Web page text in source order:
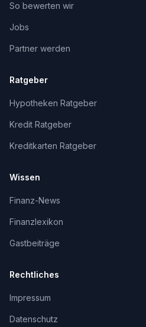
So bewerten wir
Jobs
Partner werden
Ratgeber
Hypotheken Ratgeber
Kredit Ratgeber
Kreditkarten Ratgeber
Wissen
Finanz-News
Finanzlexikon
Gastbeiträge
Rechtliches
Impressum
Datenschutz